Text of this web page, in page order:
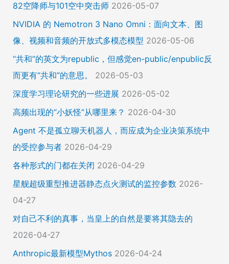
82空降师与101空中突击师 2026-05-07
NVIDIA 的 Nemotron 3 Nano Omni：面向文本、图
像、视频和音频的开放式多模态模型 2026-05-06
“共和”的英文为republic，但感觉en-public/enpublic反
而更有“共和”的意思。
2026-05-03
深度学习理论研究的一些进展 2026-05-02
高频出现的“小妖怪”从哪里来？ 2026-04-30
Agent 不是孤立聊天机器人，而应成为企业决策系统中
的受控参与者 2026-04-29
各种形式的门都在关闭 2026-04-29
星舰超级重型推进器静态点火测试的监控参数 2026-
04-27
对自己不利的真事，当皇上的自然是要将其隐去的
2026-04-27
Anthropic最新模型Mythos 2026-04-24